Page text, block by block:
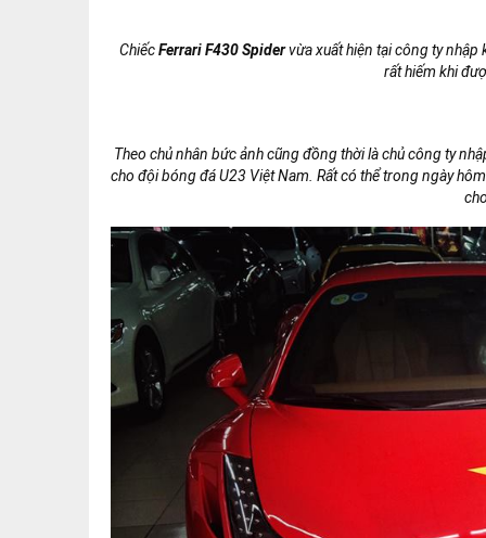
Sáng ngày 26/1/2018 chiếc Ferrari F430
mui trần màu